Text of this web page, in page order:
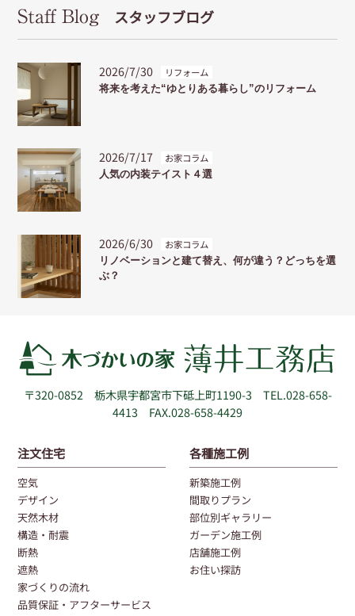
Staff Blog スタッフブログ
2026/7/30 リフォーム
将来を考えた“ゆとりある暮らし”のリフォーム
2026/7/17 お家コラム
人気の内装テイスト４選
2026/6/30 お家コラム
リノベーションと建て替え、何が違う？どっちを選
ぶ？
〒320-0852 栃木県宇都宮市下砥上町1190-3
TEL.028-658-
4413 FAX.028-658-4429
注文住宅
空気
デザイン
天然木材
構造・耐震
断熱
遮熱
家づくりの流れ
品質保証・アフターサービス
各種施工例
新築施工例
間取りプラン
部位別ギャラリー
ガーデン施工例
店舗施工例
お住い探訪